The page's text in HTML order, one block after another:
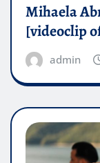
Mihaela
[videoclip
admin